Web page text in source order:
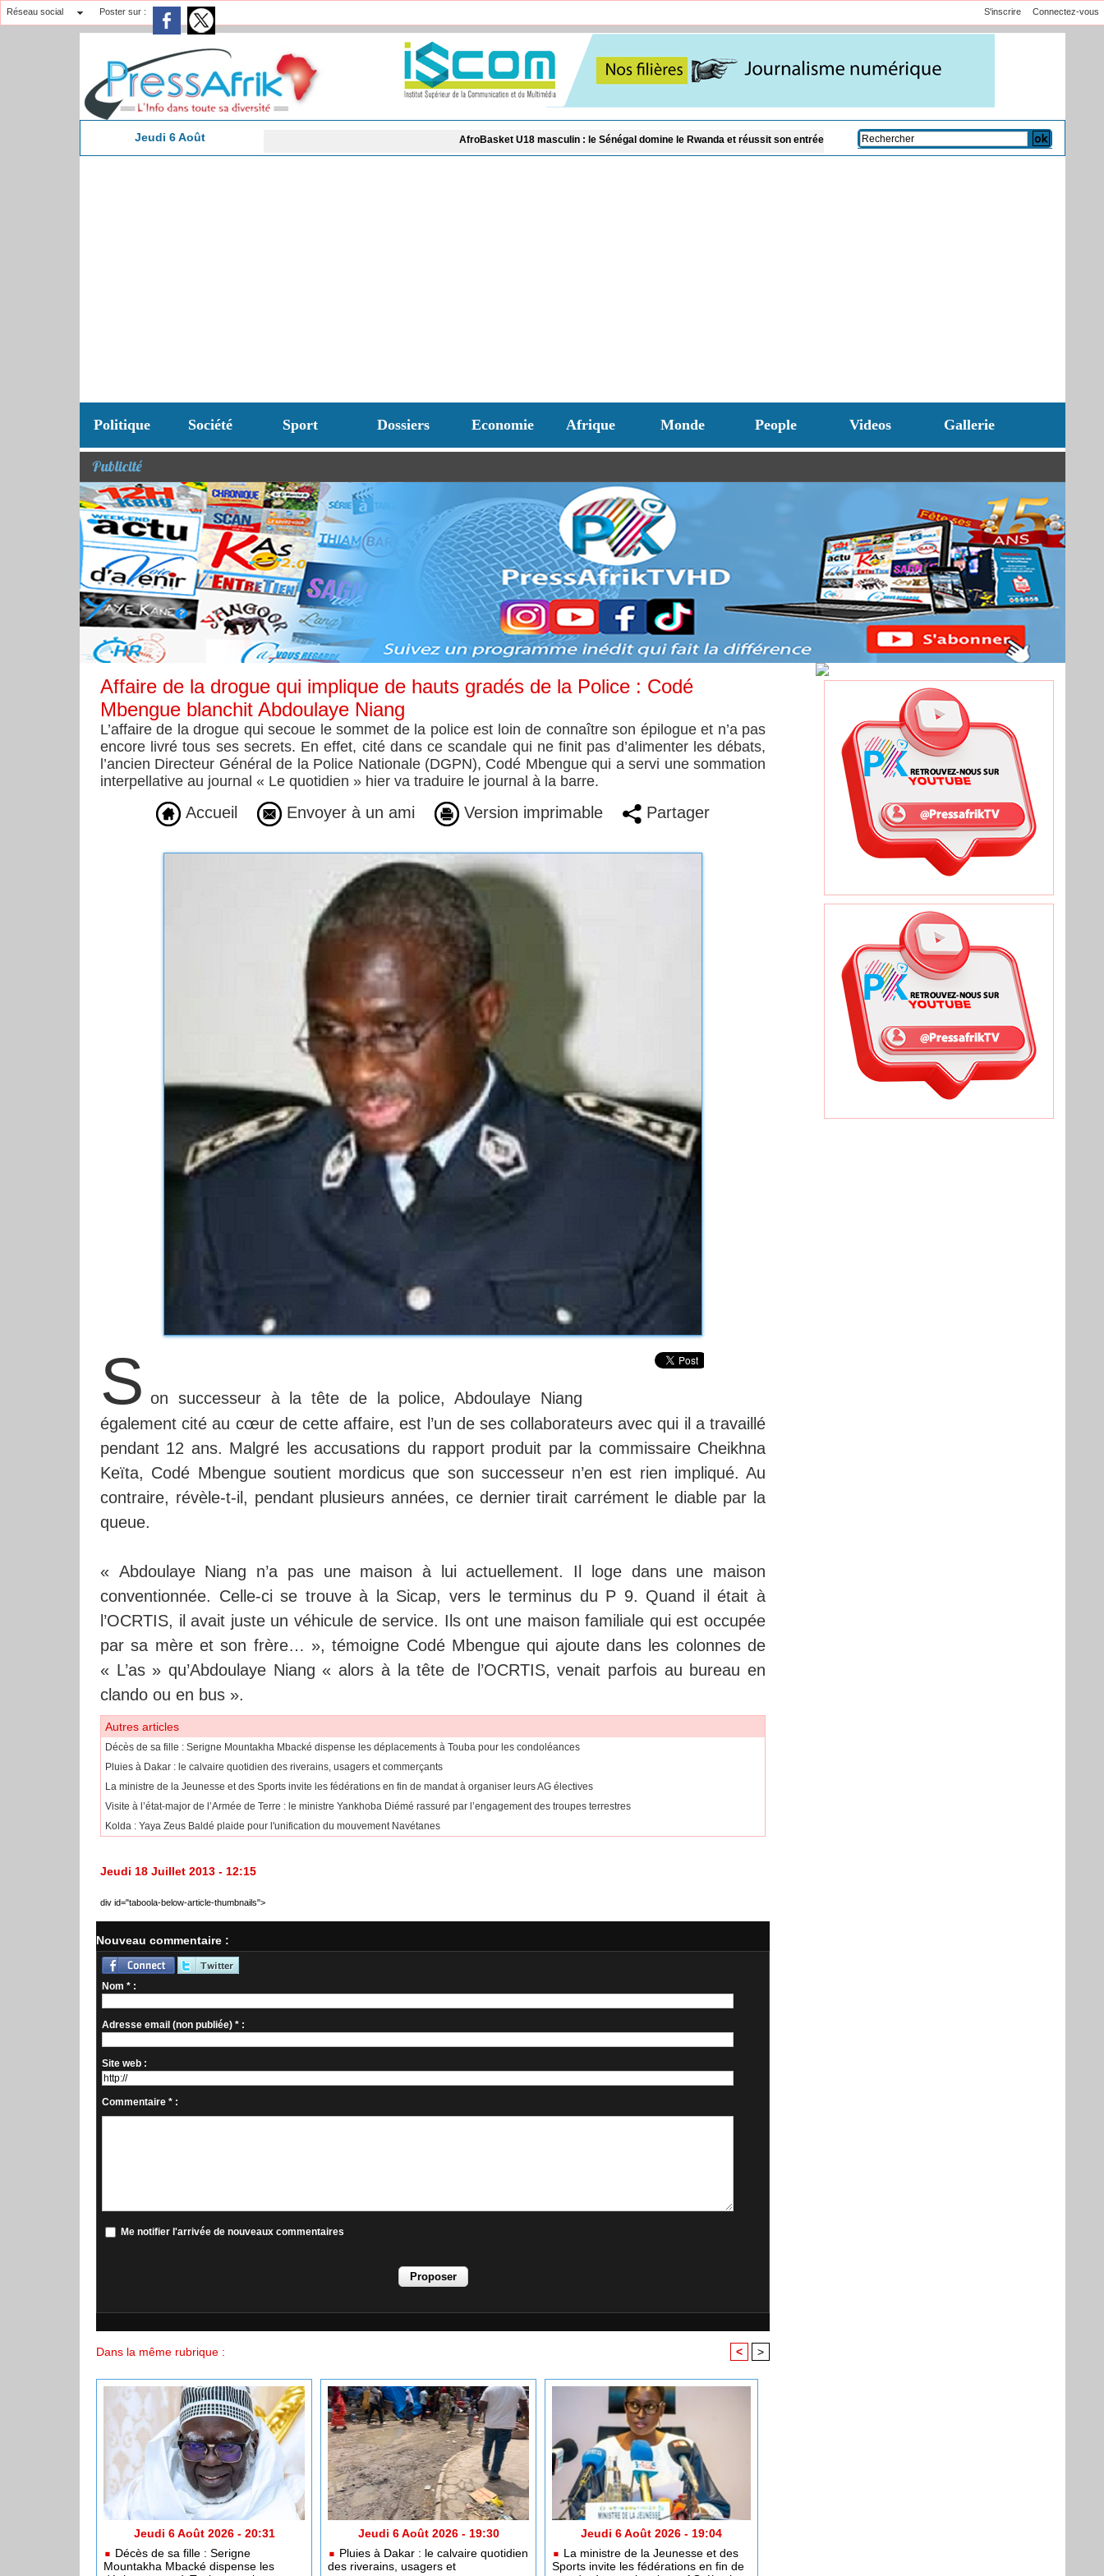
Réseau social Poster sur : Connectez-vous
S'inscrire
Jeudi 6 Août AfroBasket U18 masculin : le Sénégal domine le Rwanda et réussit son entrée en lice Réformes des Pôles-Territoires : Moussa Bala Fofana consulte
Politique Société Sport Dossiers Economie Afrique Monde People Videos Gallerie
Publicité
Affaire de la drogue qui implique de hauts gradés de la Police : Codé
Mbengue blanchit Abdoulaye Niang
L’affaire de la drogue qui secoue le sommet de la police est loin de connaître son épilogue et n’a pas
encore livré tous ses secrets. En effet, cité dans ce scandale qui ne finit pas d’alimenter les débats,
l’ancien Directeur Général de la Police Nationale (DGPN), Codé Mbengue qui a servi une sommation
interpellative au journal « Le quotidien » hier va traduire le journal à la barre.
Accueil Envoyer à un ami Version imprimable Partager
S on successeur à la tête de la police, Abdoulaye Niang
également cité au cœur de cette affaire, est l’un de ses collaborateurs avec qui il a travaillé
pendant 12 ans. Malgré les accusations du rapport produit par la commissaire Cheikhna
Keïta, Codé Mbengue soutient mordicus que son successeur n’en est rien impliqué. Au
contraire, révèle-t-il, pendant plusieurs années, ce dernier tirait carrément le diable par la
queue.
« Abdoulaye Niang n’a pas une maison à lui actuellement. Il loge dans une maison
conventionnée. Celle-ci se trouve à la Sicap, vers le terminus du P 9. Quand il était à
l’OCRTIS, il avait juste un véhicule de service. Ils ont une maison familiale qui est occupée
par sa mère et son frère… », témoigne Codé Mbengue qui ajoute dans les colonnes de
« L’as » qu’Abdoulaye Niang « alors à la tête de l’OCRTIS, venait parfois au bureau en
clando ou en bus ».
Autres articles
Décès de sa fille : Serigne Mountakha Mbacké dispense les déplacements à Touba pour les condoléances
Pluies à Dakar : le calvaire quotidien des riverains, usagers et commerçants
La ministre de la Jeunesse et des Sports invite les fédérations en fin de mandat à organiser leurs AG électives
Visite à l’état-major de l’Armée de Terre : le ministre Yankhoba Diémé rassuré par l’engagement des troupes terrestres
Kolda : Yaya Zeus Baldé plaide pour l'unification du mouvement Navétanes
Jeudi 18 Juillet 2013 - 12:15
div id="taboola-below-article-thumbnails">
Nouveau commentaire :
Nom * :
Adresse email (non publiée) * :
Site web :
Commentaire * :
Me notifier l'arrivée de nouveaux commentaires
Dans la même rubrique : < >
Jeudi 6 Août 2026 - 20:31
Décès de sa fille : Serigne
Mountakha Mbacké dispense les
Jeudi 6 Août 2026 - 19:30
Pluies à Dakar : le calvaire quotidien
des riverains, usagers et
Jeudi 6 Août 2026 - 19:04
La ministre de la Jeunesse et des
Sports invite les fédérations en fin de